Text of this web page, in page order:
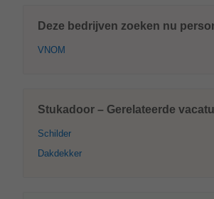
Deze bedrijven zoeken nu
VNOM
Stukadoor – Gerelateerde
Schilder
Dakdekker